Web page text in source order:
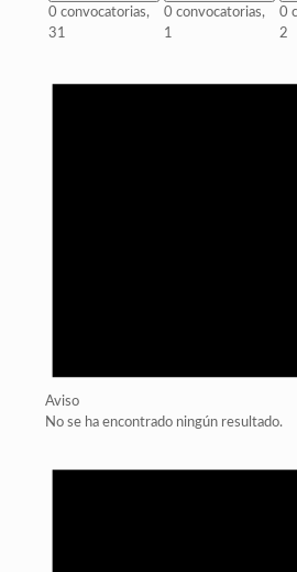
0 convocatorias,
31
0 convocatorias,
1
0
2
Aviso
No se ha encontrado ningún resultado.